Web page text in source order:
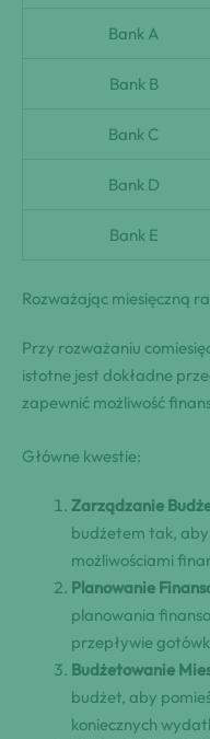
Bank A
Bank B
Bank C
Bank D
Bank E
Rozważając miesięczną
Przy rozważaniu
istotne jest dokładne
zapewnić możliwość
Główne kwestie:
Zarządzanie
budżetem tak,
możliwościami
Planowanie
planowania
przepływie
Budżetowanie
budżet, aby
koniecznych